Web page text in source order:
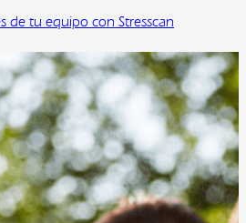
de tu equipo con Stresscan